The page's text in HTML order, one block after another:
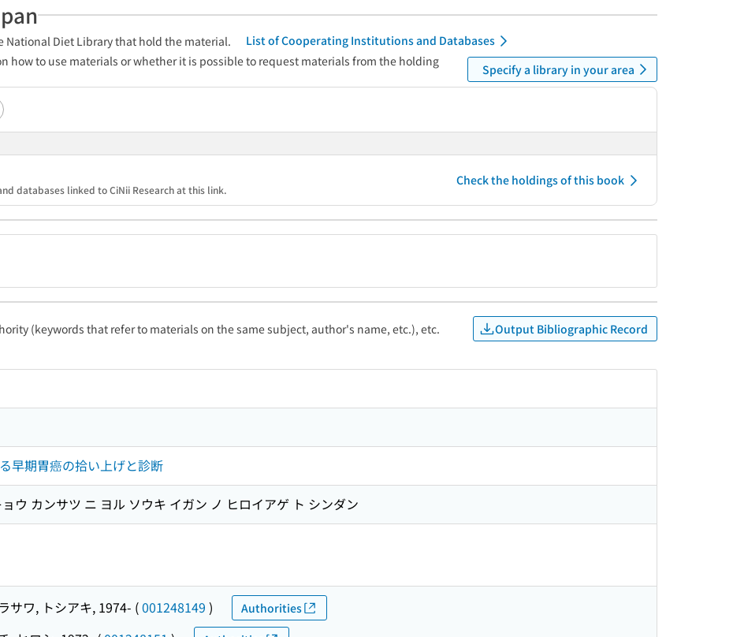
National Diet Library that hold the material.
List of Cooperating Institutions and Databases
how to use materials or whether it is possible to request materials from the holding
Specify a library in your area
databases linked to CiNii Research at this link.
Check the holdings of this book
(keywords that refer to materials on the same subject, author's name, etc.), etc. Output Bibliographic Record
早期胃癌の拾い上げと診断
ウ カンサツ ニ ヨル ソウキ イガン ノ ヒロイアゲ ト シンダン
サワ, トシアキ, 1974- (001248149 ) Authorities